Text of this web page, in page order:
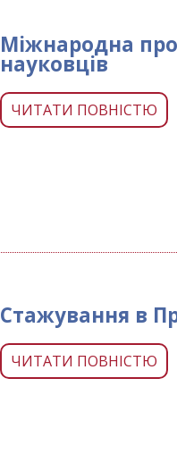
Міжнародна
науковців
ЧИТАТИ ПОВНІСТЮ
Стажування в
ЧИТАТИ ПОВНІСТЮ